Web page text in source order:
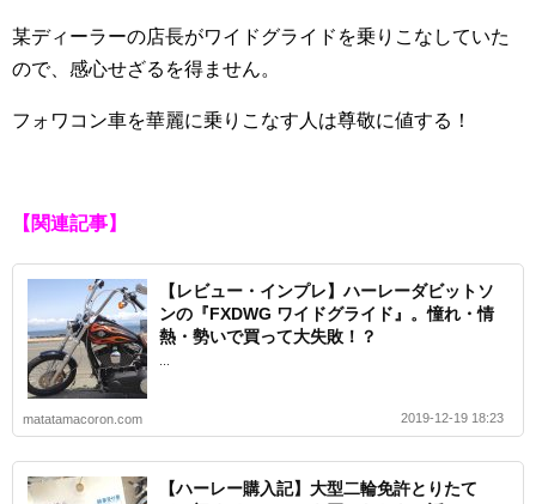
某ディーラーの店長がワイドグライドを乗りこなしていた
ので、感心せざるを得ません。
フォワコン車を華麗に乗りこなす人は尊敬に値する！
【関連記事】
【レビュー・インプレ】ハーレーダビットソ
ンの『FXDWG ワイドグライド』。憧れ・情
熱・勢いで買って大失敗！？
matatamacoron.com 2019-12-19 18:23
【ハーレー購入記】大型二輪免許とりたて